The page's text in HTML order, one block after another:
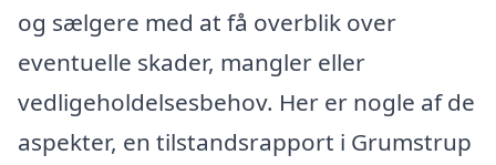
og sælgere med at få overblik over
eventuelle skader, mangler eller
vedligeholdelsesbehov. Her er nogle af de
aspekter, en tilstandsrapport i Grumstrup